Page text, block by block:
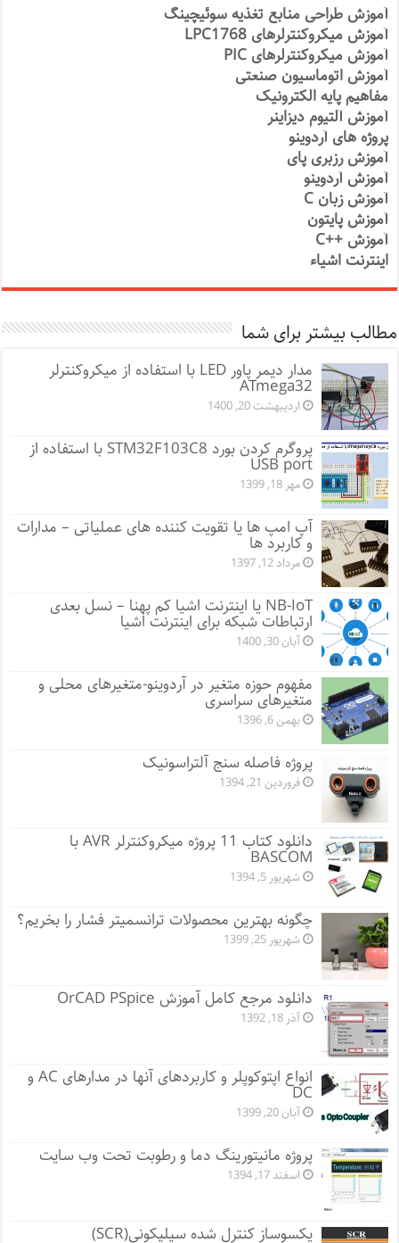
آموزش طراحی منابع تغذیه سوئیچینگ
آموزش میکروکنترلرهای LPC1768
آموزش میکروکنترلرهای PIC
آموزش اتوماسیون صنعتی
مفاهیم پایه الکترونیک
آموزش آلتیوم دیزاینر
پروژه های آردوینو
آموزش رزبری پای
آموزش آردوینو
آموزش زبان C
آموزش پایتون
آموزش ++C
اینترنت اشیاء
مطالب بیشتر برای شما
مدار دیمر پاور LED با استفاده از میکروکنترلر
ATmega32
اردیبهشت 20, 1400
پروگرم کردن بورد STM32F103C8 با استفاده از
USB port
مهر 18, 1399
آپ امپ ها یا تقویت کننده های عملیاتی – مدارات
و کاربرد ها
مرداد 12, 1397
NB-IoT یا اینترنت اشیا کم پهنا – نسل بعدی
ارتباطات شبکه برای اینترنت اشیا
آبان 30, 1400
مفهوم حوزه متغیر در آردوینو-متغیرهای محلی و
متغیرهای سراسری
بهمن 6, 1396
پروژه فاصله سنج آلتراسونیک
فروردین 21, 1394
دانلود کتاب 11 پروژه میکروکنترلر AVR با
BASCOM
شهریور 5, 1394
چگونه بهترین محصولات ترانسمیتر فشار را بخریم؟
شهریور 25, 1399
دانلود مرجع کامل آموزش OrCAD PSpice
آذر 18, 1392
انواع اپتوکوپلر و کاربردهای آنها در مدارهای AC و
DC
آبان 20, 1399
پروژه مانيتورينگ دما و رطوبت تحت وب سایت
اسفند 17, 1394
یکسوساز کنترل شده سیلیکونی(SCR)